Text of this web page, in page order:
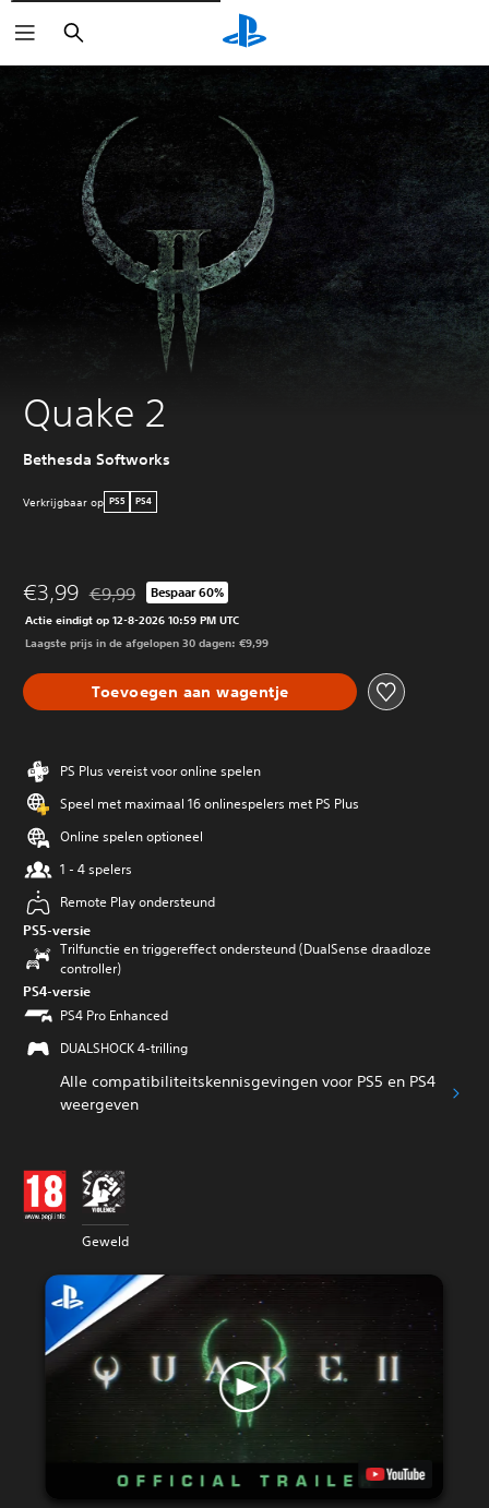
Zoeken
Quake 2
Bethesda Softworks
Verkrijgbaar op PS5 PS4
€3,99 Korting ten opzichte van de oorspronkelijke prijs van
€9,99 Bespaar 60%
Actie eindigt op 12-8-2026 10:59 PM UTC
Laagste prijs in de afgelopen 30 dagen: €9,99
Toevoegen aan wagentje
PS Plus vereist voor online spelen
Speel met maximaal 16 onlinespelers met PS Plus
Online spelen optioneel
1 - 4 spelers
Remote Play ondersteund
PS5-versie
Trilfunctie en triggereffect ondersteund (DualSense draadloze
controller)
PS4-versie
PS4 Pro Enhanced
DUALSHOCK 4-trilling
Alle compatibiliteitskennisgevingen voor PS5 en PS4
weergeven
Geweld